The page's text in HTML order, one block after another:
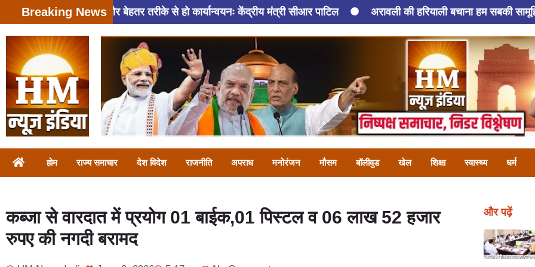
Breaking News
मिशन 2.0 का और बेहतर तरीके से हो कार्यान्वयनः केंद्रीय मंत्री सीआर पाटिल अरावली की हरियाली बचाना हम सबकी सामूहिक
होम राज्य समाचार देश विदेश राजनीति अपराध मनोरंजन मौसम बॉलीवुड खेल शिक्षा स्वास्थ्य धर्म
कब्जा से वारदात में प्रयोग 01 बाईक,01 पिस्टल व 06 लाख 52 हजार
रुपए की नगदी बरामद
और पढ़ें